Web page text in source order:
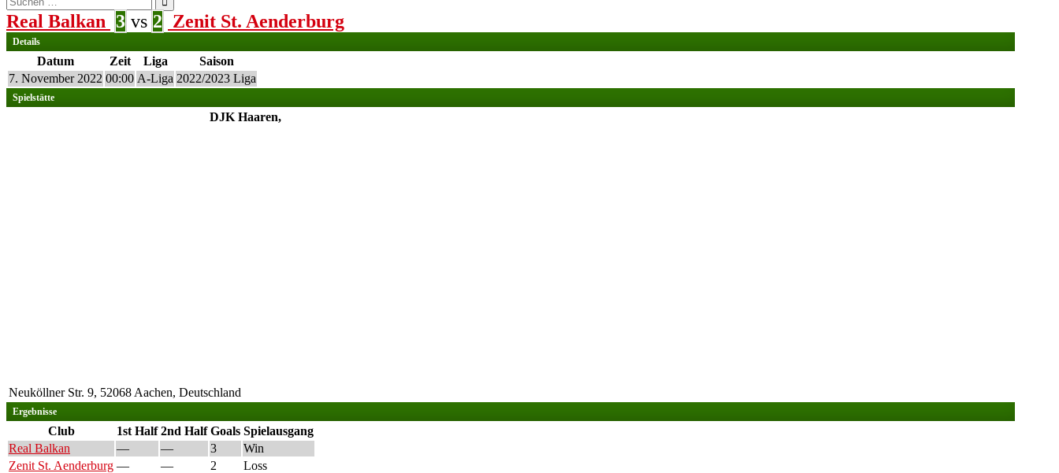
nach:
Real Balkan 3 vs 2 Zenit St. Aenderburg
Details
Datum Zeit Liga
Saison
7. November 2022 00:00 A-Liga 2022/2023 Liga
Spielstätte
DJK Haaren,
Neuköllner Str. 9, 52068 Aachen, Deutschland
Ergebnisse
Club 1st Half 2nd Half Goals Spielausgang
Real Balkan
— — 3
Win
Zenit St. Aenderburg — — 2 Loss